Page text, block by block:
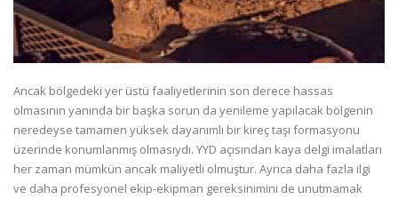
Ancak bölgedeki yer üstü faaliyetlerinin son derece hassas
olmasının yanında bir başka sorun da yenileme yapılacak bölgenin
neredeyse tamamen yüksek dayanımlı bir kireç taşı formasyonu
üzerinde konumlanmış olmasıydı. YYD açısından kaya delgi imalatları
her zaman mümkün ancak maliyetli olmuştur. Ayrıca daha fazla ilgi
ve daha profesyonel ekip-ekipman gereksinimini de unutmamak